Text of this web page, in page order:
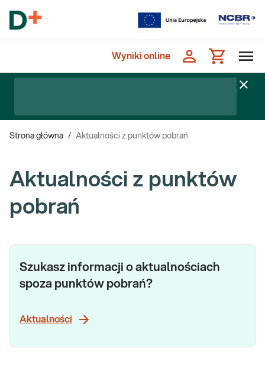
Wyniki online
Strona główna / Aktualności z punktów pobrań
Aktualności z punktów
pobrań
Szukasz informacji o aktualnościach
spoza punktów pobrań?
Aktualności